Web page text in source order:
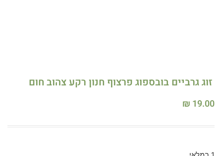
זוג גרביים בובספוג פרצוף חנון רקע צהוב חום
₪ 19.00